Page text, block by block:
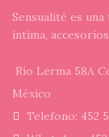
Sensualité es
íntima,
Río Lerma 58A
México
Telefono: 452